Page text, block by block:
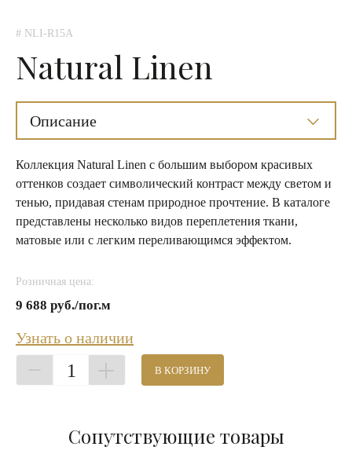
# NLI-R15A
Natural Linen
Описание
Коллекция Natural Linen с большим выбором красивых
оттенков создает символический контраст между светом и
тенью, придавая стенам природное прочтение. В каталоге
представлены несколько видов переплетения ткани,
матовые или с легким переливающимся эффектом.
Розничная цена:
9 688 руб./пог.м
Узнать о наличии
1 В КОРЗИНУ
Сопутствующие товары